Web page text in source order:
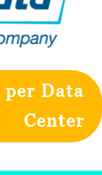
Data
Center